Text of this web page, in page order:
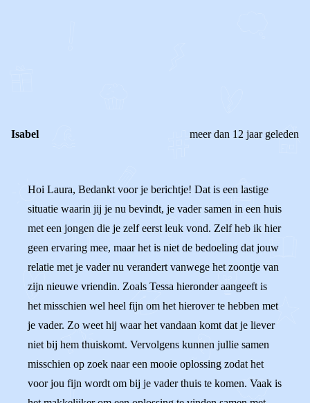
Isabel meer dan 12 jaar geleden
Hoi Laura, Bedankt voor je berichtje! Dat is een lastige
situatie waarin jij je nu bevindt, je vader samen in een huis
met een jongen die je zelf eerst leuk vond. Zelf heb ik hier
geen ervaring mee, maar het is niet de bedoeling dat jouw
relatie met je vader nu verandert vanwege het zoontje van
zijn nieuwe vriendin. Zoals Tessa hieronder aangeeft is
het misschien wel heel fijn om het hierover te hebben met
je vader. Zo weet hij waar het vandaan komt dat je liever
niet bij hem thuiskomt. Vervolgens kunnen jullie samen
misschien op zoek naar een mooie oplossing zodat het
voor jou fijn wordt om bij je vader thuis te komen. Vaak is